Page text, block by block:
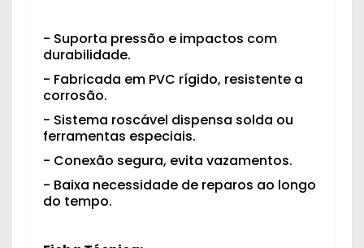
- Suporta pressão e impactos com
durabilidade.
- Fabricada em PVC rígido, resistente a
corrosão.
- Sistema roscável dispensa solda ou
ferramentas especiais.
- Conexão segura, evita vazamentos.
- Baixa necessidade de reparos ao longo
do tempo.